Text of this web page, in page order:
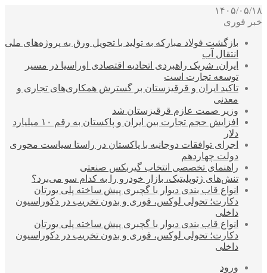
۱۴۰۵/۰۵/۱۸
خبر فوری
بازگشت فولاد مبارکه به تولید با تحویل ورق به پروژه‌های ملی
انتقال آب
ایران، شریک راهبردی اتحادیه اقتصادی اوراسیا در مسیر
توسعه تجارت است
تاکید ایران و قرقیزستان بر گسترش همکاری‌های تجاری و
معدنی
وزیر صمت عازم قرقیزستان شد
افزایش حجم تجارت بین ایران و پاکستان به رقم ۱۰ میلیارد
دلار
اجرای توافقات دوجانبه با پاکستان در راستا سیاست محوری
دولت چهاردهم
راهنمای تخصصی انتخاب گیربکس صنعتی
تنش‌های ژئوپلیتیک، بازار خودرو را به کدام سو می‌برد؟
انواع قاب بندی دیوار با گچبری پیش ساخته پلی یورتان
دکارت؛ تحولی لوکس، فوری و بدون تخریب در دکوراسیون
داخلی
انواع قاب بندی دیوار با گچبری پیش ساخته پلی یورتان
دکارت؛ تحولی لوکس، فوری و بدون تخریب در دکوراسیون
داخلی
ورود